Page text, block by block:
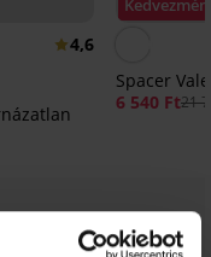
4,6
Spacer
6 540 Ft21
Mutat